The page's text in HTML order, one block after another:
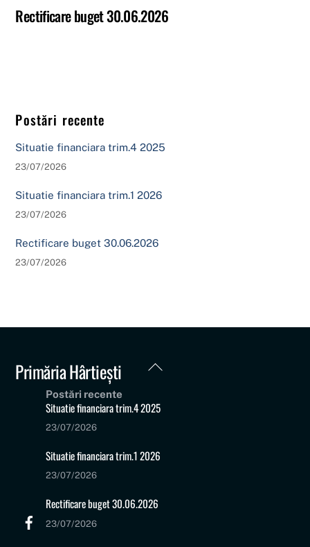
Rectificare buget 30.06.2026
Postări recente
Situatie financiara trim.4 2025
23/07/2026
Situatie financiara trim.1 2026
23/07/2026
Rectificare buget 30.06.2026
23/07/2026
Back
Primăria Hârtiești
Postări recente
Situatie financiara trim.4 2025
23/07/2026
Situatie financiara trim.1 2026
23/07/2026
Rectificare buget 30.06.2026
23/07/2026